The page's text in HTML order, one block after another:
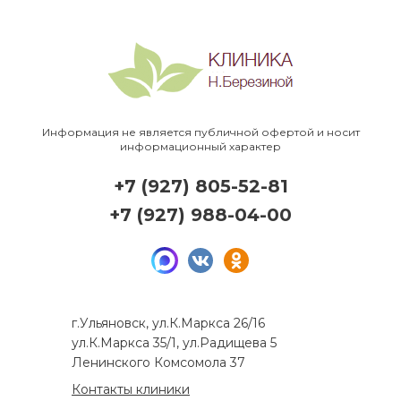
Информация не является публичной офертой и носит
информационный характер
г.Ульяновск, ул.К.Маркса 26/16
ул.К.Маркса 35/1, ул.Радищева 5
Ленинского Комсомола 37
Контакты клиники
+7 (927) 805-52-81
+7 (927) 988-04-00